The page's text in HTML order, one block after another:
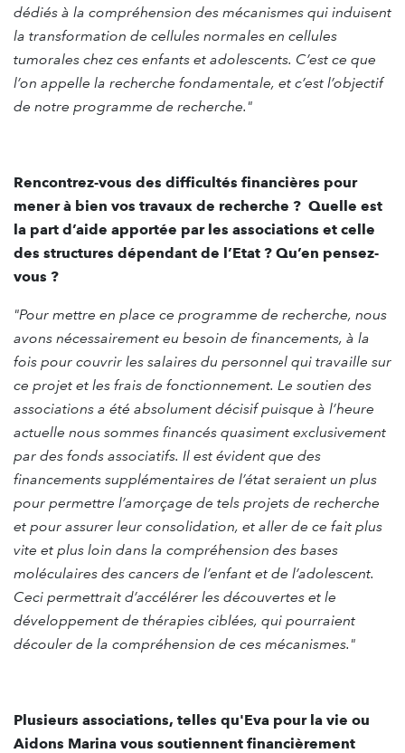
dédiés à la compréhension des mécanismes qui induisent
la transformation de cellules normales en cellules
tumorales chez ces enfants et adolescents. C’est ce que
l’on appelle la recherche fondamentale, et c’est l’objectif
de notre programme de recherche."
Rencontrez-vous des difficultés financières pour
mener à bien vos travaux de recherche ? Quelle est
la part d’aide apportée par les associations et celle
des structures dépendant de l’Etat ? Qu’en pensez-
vous ?
"Pour mettre en place ce programme de recherche, nous
avons nécessairement eu besoin de financements, à la
fois pour couvrir les salaires du personnel qui travaille sur
ce projet et les frais de fonctionnement. Le soutien des
associations a été absolument décisif puisque à l’heure
actuelle nous sommes financés quasiment exclusivement
par des fonds associatifs. Il est évident que des
financements supplémentaires de l’état seraient un plus
pour permettre l’amorçage de tels projets de recherche
et pour assurer leur consolidation, et aller de ce fait plus
vite et plus loin dans la compréhension des bases
moléculaires des cancers de l’enfant et de l’adolescent.
Ceci permettrait d’accélérer les découvertes et le
développement de thérapies ciblées, qui pourraient
découler de la compréhension de ces mécanismes."
Plusieurs associations, telles qu'Eva pour la vie ou
Aidons Marina vous soutiennent financièrement